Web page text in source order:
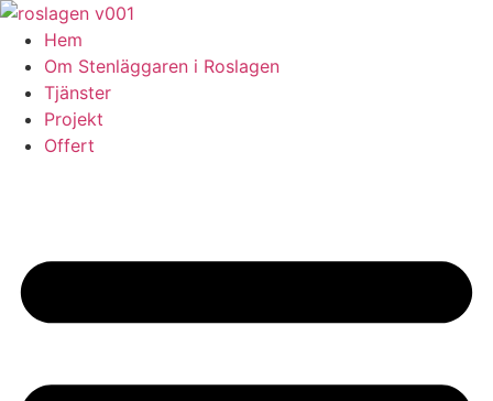
Skip
content
Hem
Om Stenläggaren i Roslagen
Tjänster
Projekt
Offert